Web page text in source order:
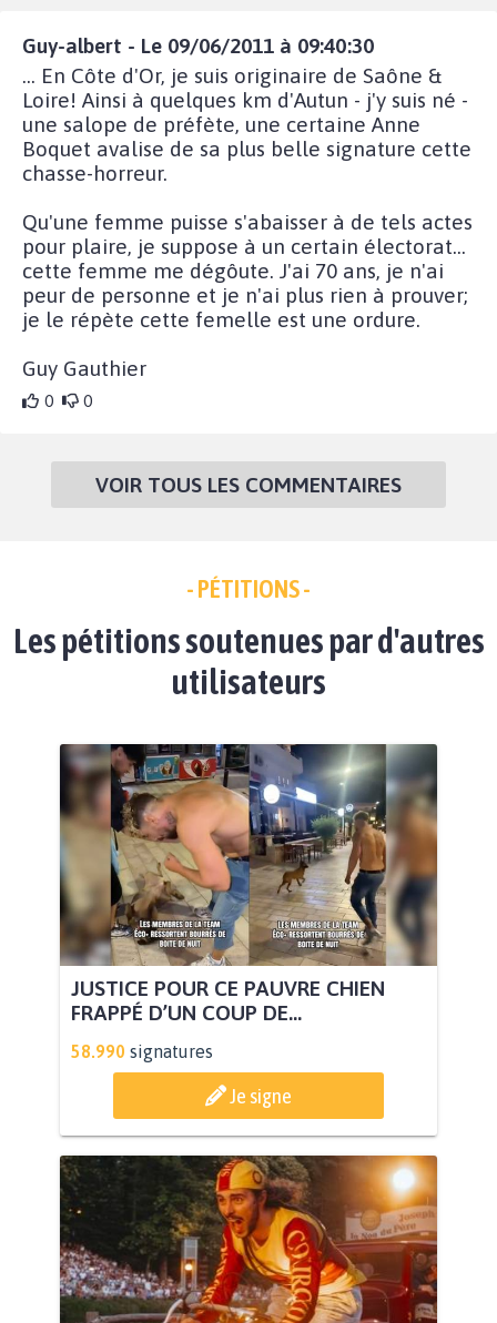
Guy-albert - Le 09/06/2011 à 09:40:30
... En Côte d'Or, je suis originaire de Saône &
Loire! Ainsi à quelques km d'Autun - j'y suis né -
une salope de préfète, une certaine Anne
Boquet avalise de sa plus belle signature cette
chasse-horreur.
Qu'une femme puisse s'abaisser à de tels actes
pour plaire, je suppose à un certain électorat...
cette femme me dégôute. J'ai 70 ans, je n'ai
peur de personne et je n'ai plus rien à prouver;
je le répète cette femelle est une ordure.
Guy Gauthier
0 0
VOIR TOUS LES COMMENTAIRES
- PÉTITIONS -
Les pétitions soutenues par d'autres
utilisateurs
JUSTICE POUR CE PAUVRE CHIEN
FRAPPÉ D’UN COUP DE...
58.990 signatures
Je signe